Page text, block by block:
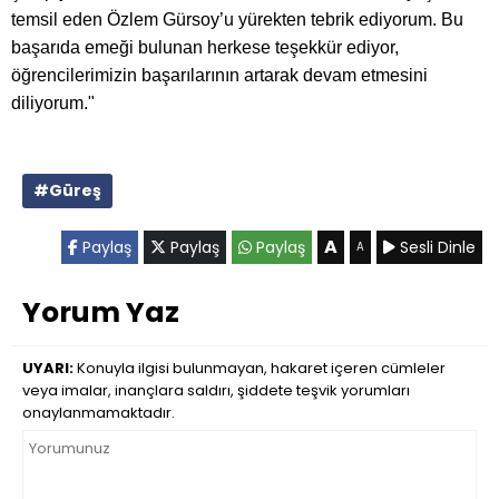
temsil eden Özlem Gürsoy’u yürekten tebrik ediyorum. Bu
başarıda emeği bulunan herkese teşekkür ediyor,
öğrencilerimizin başarılarının artarak devam etmesini
diliyorum."
#Güreş
Paylaş Paylaş Paylaş A A Sesli Dinle
Yorum Yaz
UYARI:Konuyla ilgisi bulunmayan, hakaret içeren cümleler
veya imalar, inançlara saldırı, şiddete teşvik yorumları
onaylanmamaktadır.